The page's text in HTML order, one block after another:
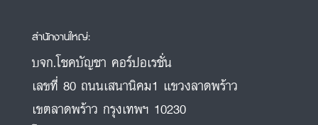
สำนักงานใหญ่:
บจก.โชคบัญชา คอร์ปอเรชั่น
เลขที่ 80 ถนนเสนานิคม1 แขวงลาดพร้าว
เขตลาดพร้าว กรุงเทพฯ 10230